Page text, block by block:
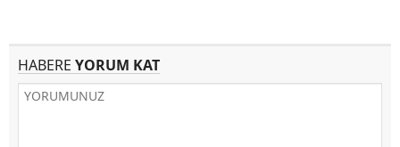
HABERE YORUM KAT